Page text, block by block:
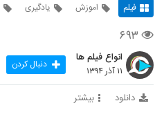
فیلم اموزش یادگیری
۶۹۳
انواع فیلم ها
۱۱ آذر ۱۳۹۴ دنبال کردن
دانلود بیشتر